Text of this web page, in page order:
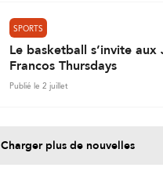
SPORTS
Le basketball s’invite aux
Francos Thursdays
Publié le 2 juillet
Charger plus de nouvelles